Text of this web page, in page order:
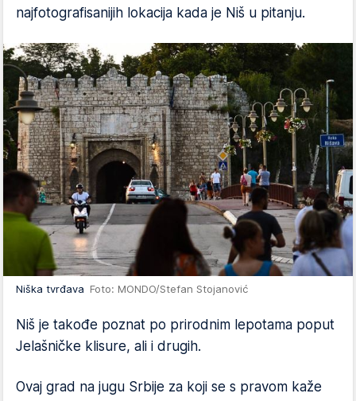
najfotografisanijih lokacija kada je Niš u pitanju.
Niška tvrđava Foto: MONDO/Stefan Stojanović
Niš je takođe poznat po prirodnim lepotama poput
Jelašničke klisure, ali i drugih.
Ovaj grad na jugu Srbije za koji se s pravom kaže